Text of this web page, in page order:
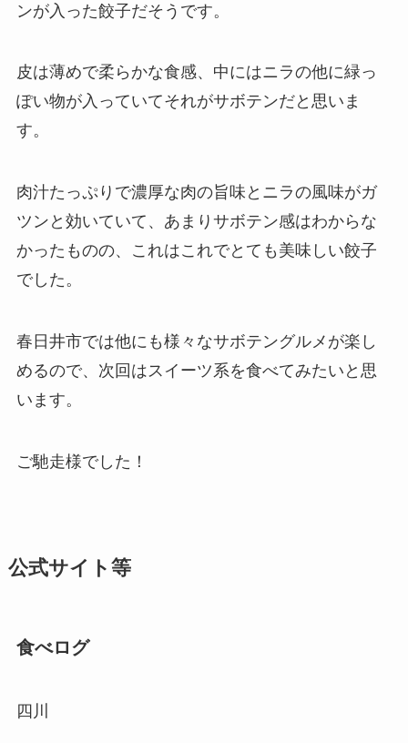
ンが入った餃子だそうです。
皮は薄めで柔らかな食感、中にはニラの他に緑っ
ぽい物が入っていてそれがサボテンだと思いま
す。
肉汁たっぷりで濃厚な肉の旨味とニラの風味がガ
ツンと効いていて、あまりサボテン感はわからな
かったものの、これはこれでとても美味しい餃子
でした。
春日井市では他にも様々なサボテングルメが楽し
めるので、次回はスイーツ系を食べてみたいと思
います。
ご馳走様でした！
公式サイト等
食べログ
四川